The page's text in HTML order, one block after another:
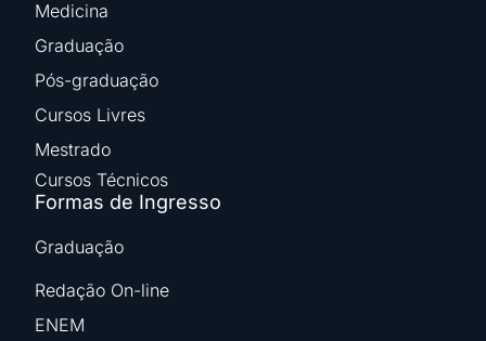
Medicina
Graduação
Pós-graduação
Cursos Livres
Mestrado
Cursos Técnicos
Formas de Ingresso
Graduação
Redação On-line
ENEM